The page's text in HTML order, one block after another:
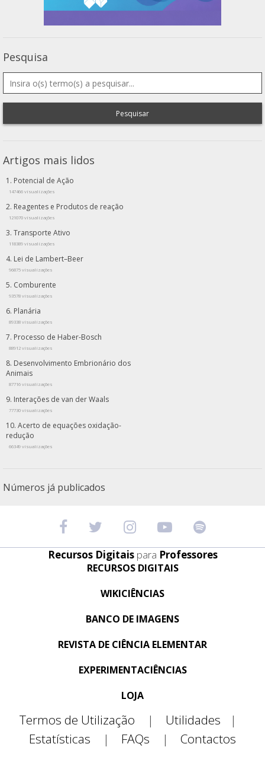
Pesquisa
Pesquisar
Artigos mais lidos
Potencial de Ação
147466 visualizações
Reagentes e Produtos de reação
121070 visualizações
Transporte Ativo
118389 visualizações
Lei de Lambert–Beer
96875 visualizações
Comburente
93578 visualizações
Planária
89338 visualizações
Processo de Haber-Bosch
88912 visualizações
Desenvolvimento Embrionário dos
Animais
87716 visualizações
Interações de van der Waals
77730 visualizações
Acerto de equações oxidação-
redução
66349 visualizações
Números já publicados
Recursos Digitais para Professores
RECURSOS DIGITAIS
WIKICIÊNCIAS
BANCO DE IMAGENS
REVISTA DE CIÊNCIA ELEMENTAR
EXPERIMENTACIÊNCIAS
LOJA
Termos de Utilização | Utilidades
|
Estatísticas
| FAQs | Contactos